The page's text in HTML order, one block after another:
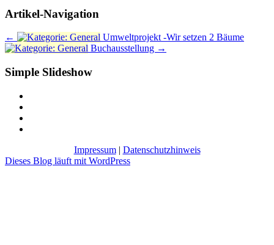
Artikel-Navigation
←
Umweltprojekt -Wir setzen 2 Bäume
Buchausstellung →
Simple Slideshow
Impressum| Datenschutzhinweis
Dieses Blog läuft mit WordPress